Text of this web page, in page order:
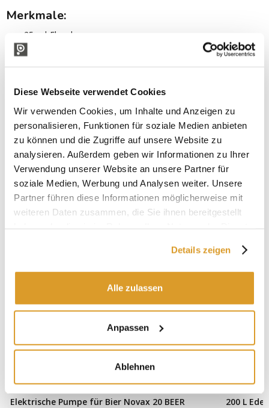
Diese Webseite verwendet Cookies
Wir verwenden Cookies, um Inhalte und Anzeigen zu
personalisieren, Funktionen für soziale Medien anbieten
zu können und die Zugriffe auf unsere Website zu
analysieren. Außerdem geben wir Informationen zu Ihrer
Verwendung unserer Website an unsere Partner für
soziale Medien, Werbung und Analysen weiter. Unsere
Partner führen diese Informationen möglicherweise mit
weiteren Daten zusammen, die Sie ihnen bereitgestellt
Details zeigen
Alle zulassen
Anpassen
Ablehnen
Merkmale:
25 ml Flasche
Bei Berührung mit den Augen und der Haut gründlich mit
Wasser ausspülen
Sicherheitsdatenblatt
IN VERBINDUNG STEHENDE PRODUKTE
Elektrische Pumpe für Bier Novax 20 BEER 200 L